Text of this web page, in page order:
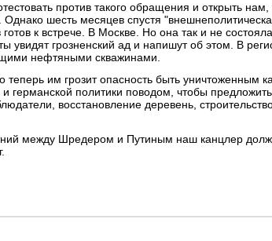
против такого обращения и открыть нам,
шесть месяцев спустя
к встрече. В Москве. Но она так и не
увидят грозненский ад и напишут об этом. В
нефтяными скважинами.
им грозит опасность быть уничтоженным
германской политики поводом, чтобы
восстановление деревень,
между Шредером и Путиным наш канцлер